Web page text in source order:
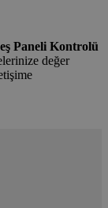
Paneli Kontrolü
değer